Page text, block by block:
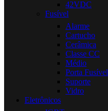
42VDC
Fusível
Alarme
Cartucho
Cerâmica
Classe CC
Médio
Porta Fusível
Suporte
Vidro
Eletrônicos